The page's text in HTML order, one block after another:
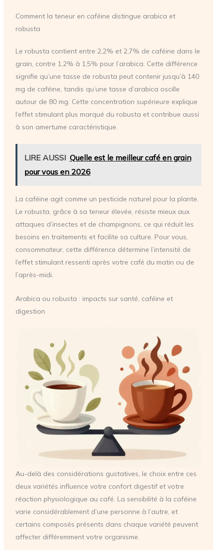
Comment la teneur en caféine distingue arabica et
robusta
Le robusta contient entre 2,2% et 2,7% de caféine dans le
grain, contre 1,2% à 1,5% pour l’arabica. Cette différence
signifie qu’une tasse de robusta peut contenir jusqu’à 140
mg de caféine, tandis qu’une tasse d’arabica oscille
autour de 80 mg. Cette concentration supérieure explique
l’effet stimulant plus marqué du robusta et contribue aussi
à son amertume caractéristique.
LIRE AUSSI Quelle est le meilleur café en grain
pour vous en 2026
La caféine agit comme un pesticide naturel pour la plante.
Le robusta, grâce à sa teneur élevée, résiste mieux aux
attaques d’insectes et de champignons, ce qui réduit les
besoins en traitements et facilite sa culture. Pour vous,
consommateur, cette différence détermine l’intensité de
l’effet stimulant ressenti après votre café du matin ou de
l’après-midi.
Arabica ou robusta : impacts sur santé, caféine et
digestion
Au-delà des considérations gustatives, le choix entre ces
deux variétés influence votre confort digestif et votre
réaction physiologique au café. La sensibilité à la caféine
varie considérablement d’une personne à l’autre, et
certains composés présents dans chaque variété peuvent
affecter différemment votre organisme.